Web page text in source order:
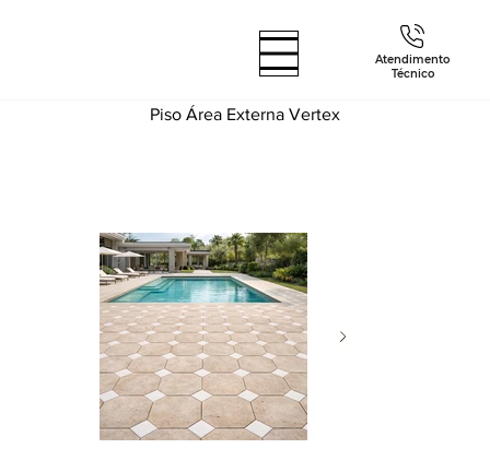
Atendimento
Técnico
Piso Área Externa Vertex